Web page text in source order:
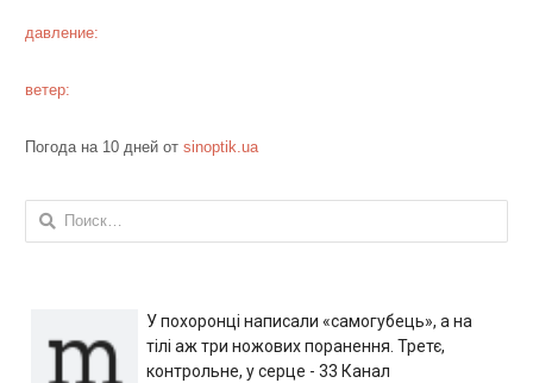
давление:
ветер:
Погода на 10 дней от sinoptik.ua
Найти:
У похоронці написали «самогубець», а на
тілі аж три ножових поранення. Третє,
контрольне, у серце - 33 Канал